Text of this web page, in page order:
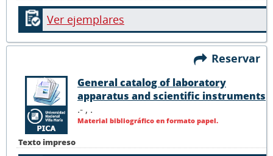
Ver ejemplares
Reservar
Texto impreso
General catalog of laboratory
apparatus and scientific instruments
.- , .
Material bibliográfico en formato papel.